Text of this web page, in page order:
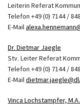
Leiterin Referat
Telefon +49 (0) 7144 /
E-Mail
Dr. Dietmar Jaegle
Stv. Leiter Referat
Telefon +49 (0) 7144 /
E-Mail
Vinca Lochstampfer, M.A.